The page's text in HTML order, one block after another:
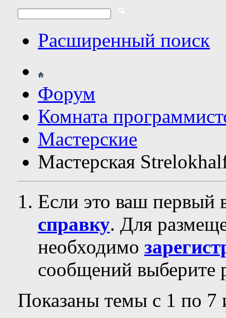
Расширенный поиск
Форум
Комната
Мастерские
Мастерская
Если это ваш первый
справку. Для
необходимо
сообщений выберите
Показаны темы с 1 по 7